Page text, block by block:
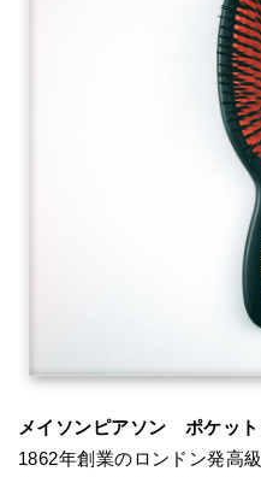
メイソンピアソン ポケッ
1862年創業のロンドン発高